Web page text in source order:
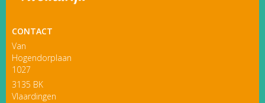
CONTACT
Van
Hogendorplaan
1027
3135 BK
Vlaardingen